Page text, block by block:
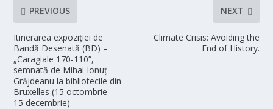
PREVIOUS
Itinerarea expoziției de
Bandă Desenată (BD) –
„Caragiale 170-110”,
semnată de Mihai Ionuț
Grăjdeanu la bibliotecile din
Bruxelles (15 octombrie –
15 decembrie)
NEXT
Climate Crisis: Avoiding the
End of History.